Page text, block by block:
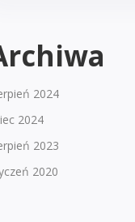
2024
2024
2023
2020